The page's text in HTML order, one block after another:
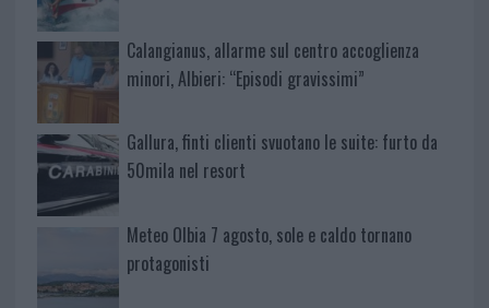
Calangianus, allarme sul centro accoglienza
minori, Albieri: “Episodi gravissimi”
Gallura, finti clienti svuotano le suite: furto da
50mila nel resort
Meteo Olbia 7 agosto, sole e caldo tornano
protagonisti